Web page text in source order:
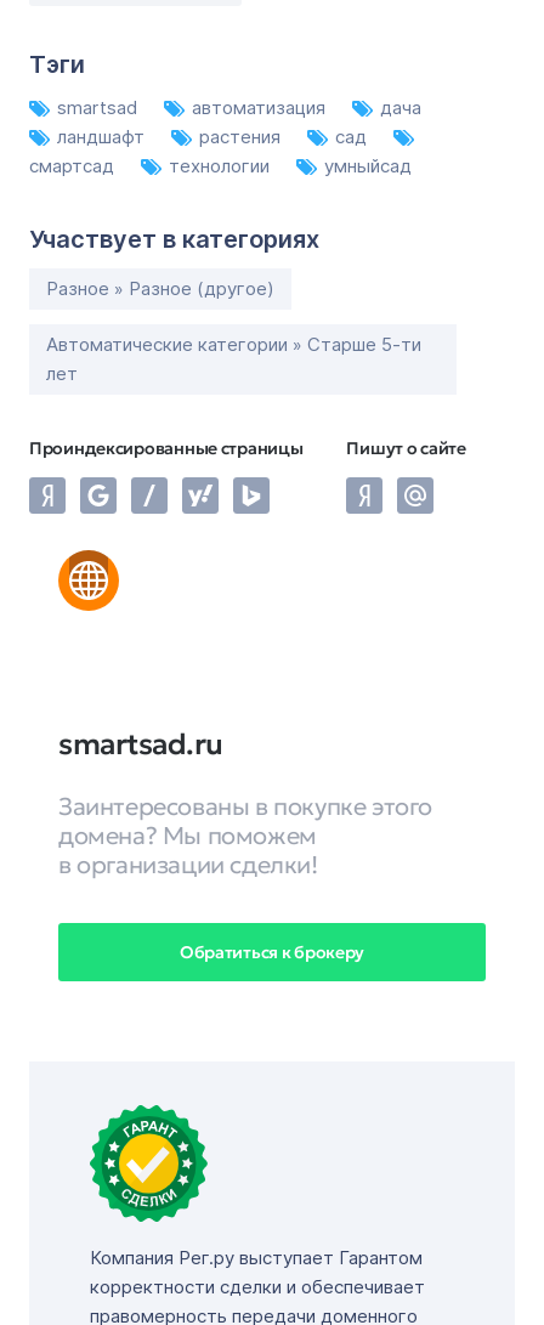
Тэги
smartsad автоматизация
дача
ландшафт
растения
сад
смартсад
технологии умныйсад
Участвует в категориях
Разное » Разное (другое)
Автоматические категории » Старше 5-ти
лет
Проиндексированные страницы Пишут о сайте
smartsad.ru
Заинтересованы в покупке этого
домена? Мы поможем
в организации сделки!
Обратиться к брокеру
Компания Рег.ру выступает Гарантом
корректности сделки и обеспечивает
правомерность передачи доменного